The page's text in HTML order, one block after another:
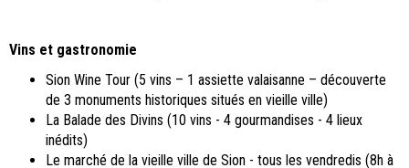
Vins et gastronomie
Sion Wine Tour (5 vins – 1 assiette valaisanne – découverte
de 3 monuments historiques situés en vieille ville)
La Balade des Divins (10 vins - 4 gourmandises - 4 lieux
inédits)
Le marché de la vieille ville de Sion - tous les vendredis (8h à